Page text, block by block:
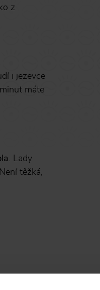
z
i jezevce
máte
. Lady
těžká,